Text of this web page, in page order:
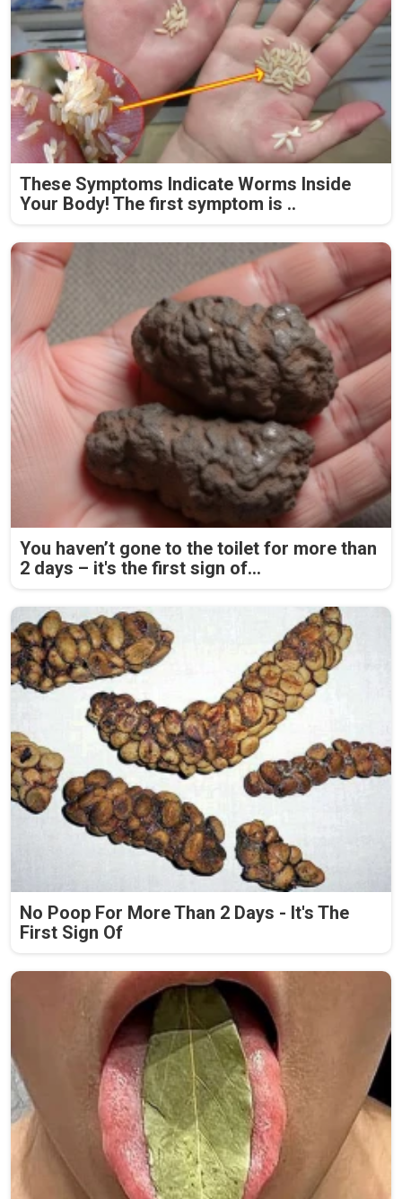
These Symptoms Indicate Worms Inside
Your Body! The first symptom is ..
You haven’t gone to the toilet for more than
2 days – it's the first sign of...
No Poop For More Than 2 Days - It's The
First Sign Of